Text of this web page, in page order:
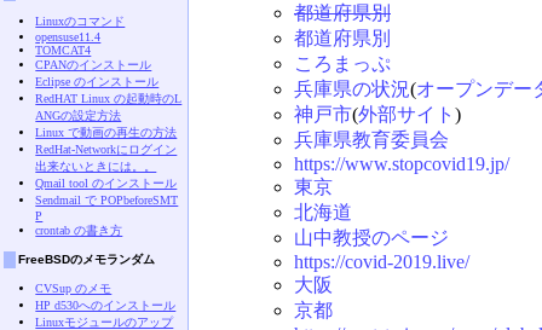
都道府県別
都道府県別
ころまっぷ
兵庫県の状況(オープンデー
神戸市(外部サイト )
兵庫県教育委員会
https://www.stopcovid19.jp/
東京
北海道
山中教授のページ
https://covid-2019.live/
大阪
京都
Linuxのコマンド
opensuse11.4
TOMCAT4
CPANのインストール
Eclipse のインストール
RedHAT Linux の起動時のL
ANGの設定方法
Linux で動画の再生の方法
RedHat-Networkにログイン
出来ないときには。。
Qmail tool のインストール
Sendmail で POPbeforeSMT
P
crontab の書き方
FreeBSDのメモランダム
CVSup のメモ
HP d530へのインストール
Linuxモジュールのアップ